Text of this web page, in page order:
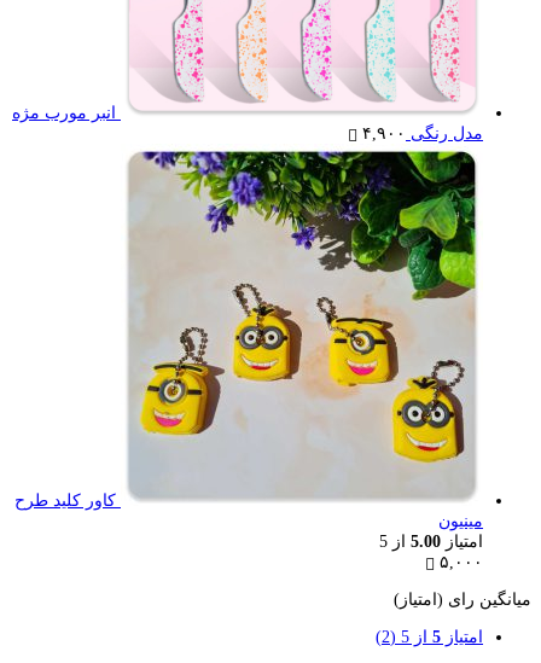
انبر مورب مژه
مدل رنگی ۴,۹۰۰
کاور کلید طرح
مینیون
امتیاز 5.00 از 5
۵,۰۰۰
میانگین رای (امتیاز)
امتیاز 5 از 5 (2)